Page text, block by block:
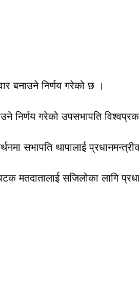
बनाउने निर्णय गरेको छ ।
निर्णय गरेको उपसभापति
सभापति थापालाई
सजिलोका लागि